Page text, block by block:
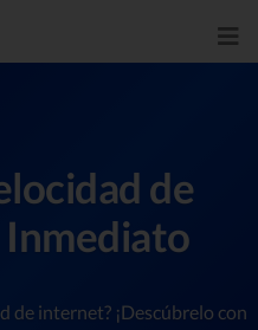
de
de internet? ¡Descúbrelo con